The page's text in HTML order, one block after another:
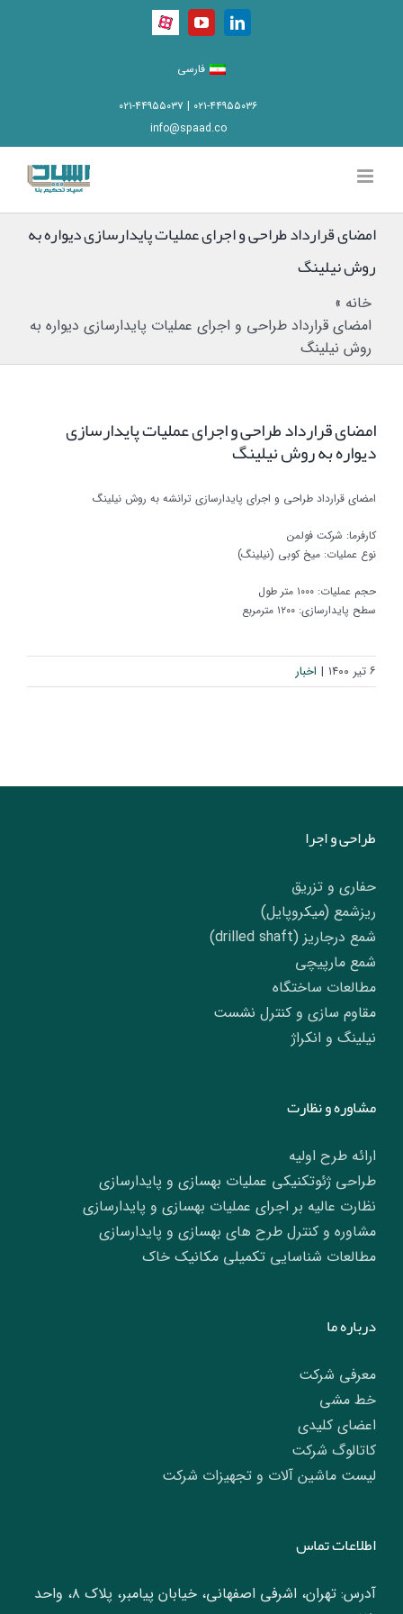
LinkedIn
YouTube
Aparat
فارسی
۰۲۱-۴۴۹۵۵۰۳۶ | ۰۲۱-۴۴۹۵۵۰۳۷
info@spaad.co
امضای قرارداد طراحی و اجرای عملیات پایدارسازی دیواره به
روش نیلینگ
خانه »
امضای قرارداد طراحی و اجرای عملیات پایدارسازی دیواره به
روش نیلینگ
امضای قرارداد طراحی و اجرای عملیات پایدارسازی
دیواره به روش نیلینگ
امضای قرارداد طراحی و اجرای پایدارسازی ترانشه به روش نیلینگ
کارفرما: شرکت فولمن
نوع عملیات: میخ کوبی (نیلینگ)
حجم عملیات: ۱۰۰۰ متر طول
سطح پایدارسازی: ۱۲۰۰ مترمربع
۶ تیر ۱۴۰۰ | اخبار
طراحی و اجرا
حفاری و تزریق
ریزشمع (میکروپایل)
شمع درجاریز (drilled shaft)
شمع مارپیچی
مطالعات ساختگاه
مقاوم سازی و کنترل نشست
نیلینگ و انکراژ
مشاوره و نظارت
ارائه طرح اولیه
طراحی ژئوتکنیکی عملیات بهسازی و پایدارسازی
نظارت عالیه بر اجرای عملیات بهسازی و پایدارسازی
مشاوره و کنترل طرح های بهسازی و پایدارسازی
مطالعات شناسایی تکمیلی مکانیک خاک
درباره ما
معرفی شرکت
خط مشی
اعضای کلیدی
کاتالوگ شرکت
لیست ماشین آلات و تجهیزات شرکت
اطلاعات تماس
آدرس: تهران، اشرفی اصفهانی، خیابان پیامبر، پلاک ۸، واحد